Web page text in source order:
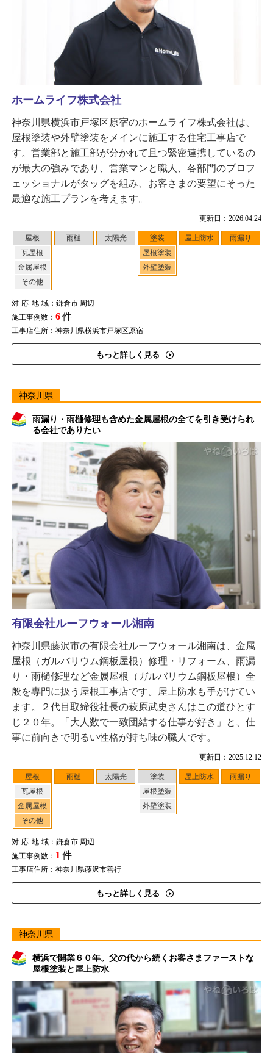
更新日：2026.04.24
屋根
瓦屋根
金属屋根
その他
雨樋 太陽光
塗装
屋根塗装
外壁塗装
屋上防水 雨漏り
対応地域：鎌倉市 周辺
施工事例数： 6件
工事店住所：神奈川県横浜市戸塚区原宿
もっと詳しく見る
ホームライフ株式会社
神奈川県横浜市戸塚区原宿のホームライフ株式会社は、
屋根塗装や外壁塗装をメインに施工する住宅工事店で
す。営業部と施工部が分かれて且つ緊密連携しているの
が最大の強みであり、営業マンと職人、各部門のプロフ
ェッショナルがタッグを組み、お客さまの要望にそった
最適な施工プランを考えます。
神奈川県
雨漏り・雨樋修理も含めた金属屋根の全てを引き受けられ
る会社でありたい
更新日：2025.12.12
屋根
瓦屋根
金属屋根
その他
雨樋 太陽光
塗装
屋根塗装
外壁塗装
屋上防水 雨漏り
対応地域：鎌倉市 周辺
施工事例数： 1 件
工事店住所：神奈川県藤沢市善行
もっと詳しく見る
有限会社ルーフウォール湘南
神奈川県藤沢市の有限会社ルーフウォール湘南は、金属
屋根（ガルバリウム鋼板屋根）修理・リフォーム、雨漏
り・雨樋修理など金属屋根（ガルバリウム鋼板屋根）全
般を専門に扱う屋根工事店です。屋上防水も手がけてい
ます。２代目取締役社長の萩原武史さんはこの道ひとす
じ２０年。「大人数で一致団結する仕事が好き」と、仕
事に前向きで明るい性格が持ち味の職人です。
神奈川県
横浜で開業６０年。父の代から続くお客さまファーストな
屋根塗装と屋上防水